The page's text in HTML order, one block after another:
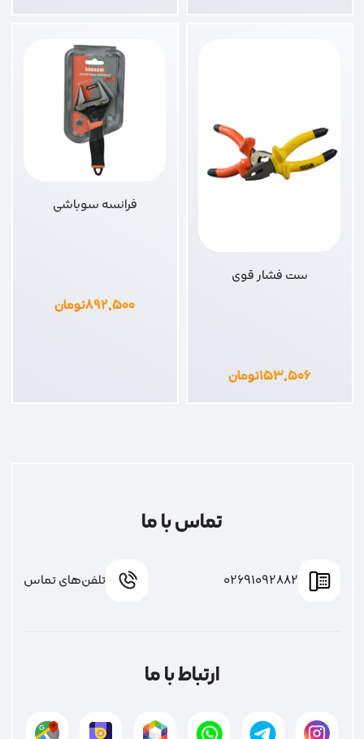
ست فشار قوی
۱۵۳,۵۰۶تومان
فرانسه سوباشی
۸۹۲,۵۰۰تومان
تماس با ما
02691092882 تلفن‌های تماس
ارتباط با ما